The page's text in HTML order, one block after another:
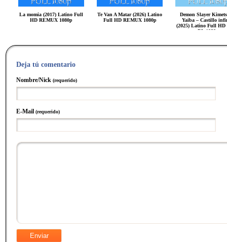
La momia (2017) Latino Full
HD REMUX 1080p
Te Van A Matar (2026) Latino
Full HD REMUX 1080p
Demon Slayer
Yaiba – Castillo
(2025) Latino Full HD
DL 1080p
Deja tú comentario
Nombre/Nick (requerido)
E-Mail (requerido)